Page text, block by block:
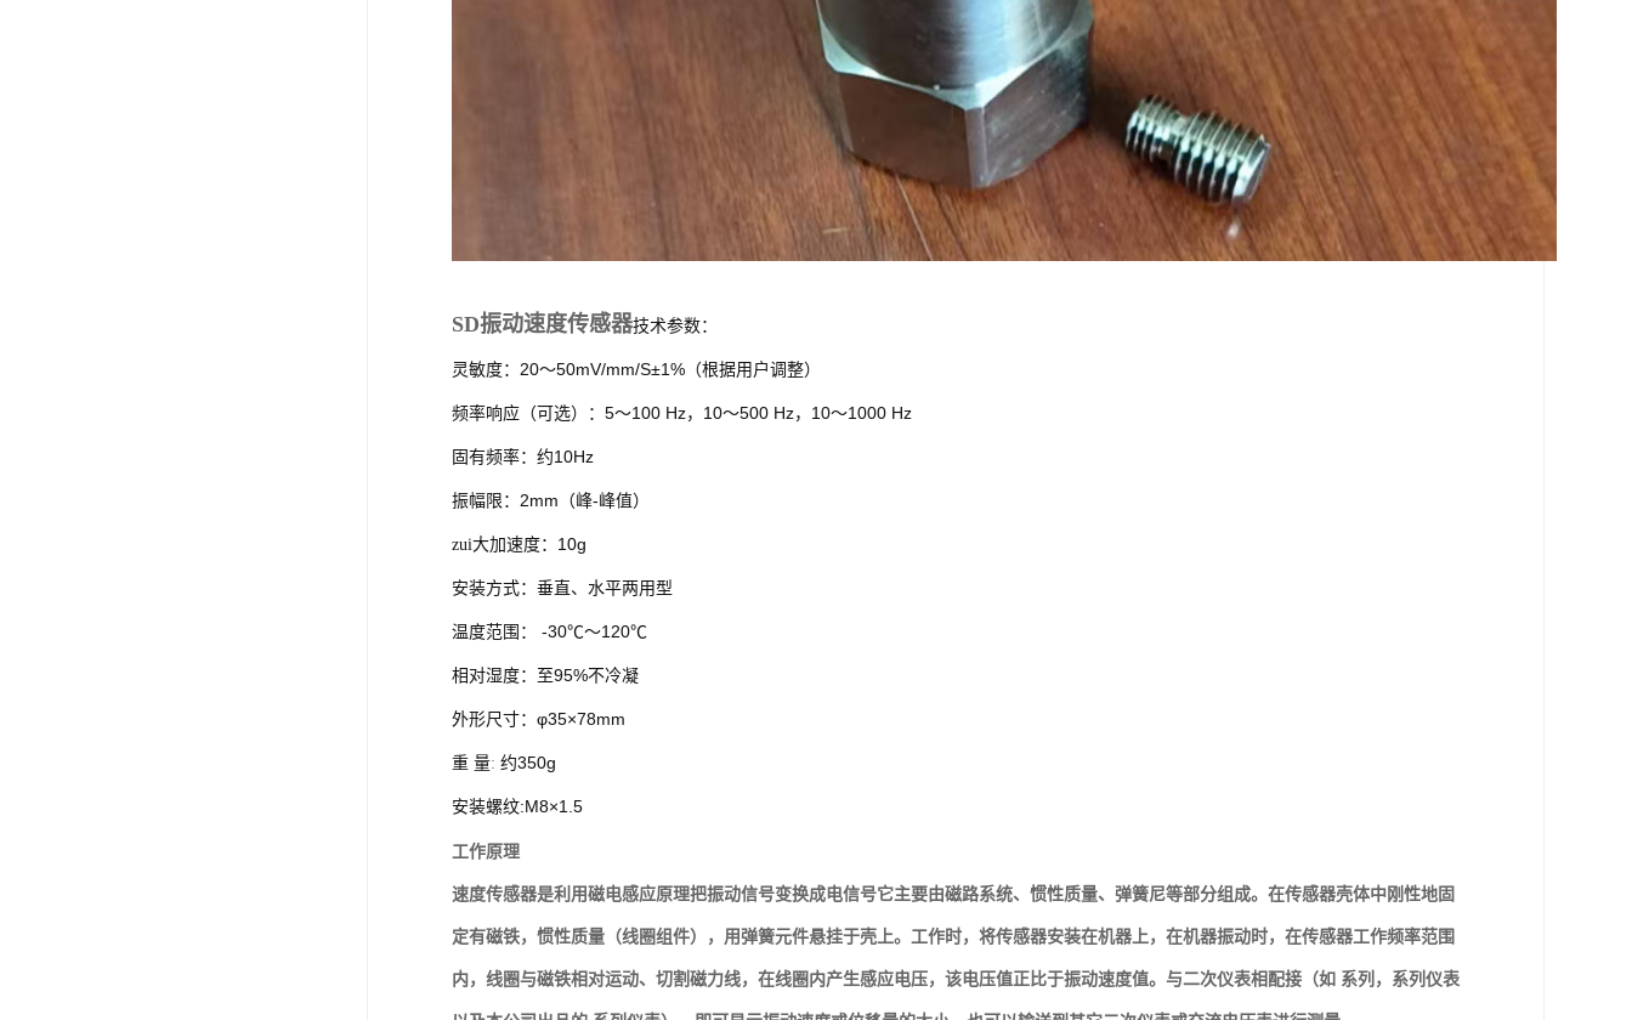
SD振动速度传感器技术参数：
灵敏度： 20～50mV/mm/S±1% （根据用户调整）
频率响应（可选）： 5～100 Hz， 10～500 Hz， 10～1000 Hz
固有频率：约10Hz
振幅限： 2mm （峰-峰值）
zui大加速度： 10g
安装方式：垂直、水平两用型
温度范围： -30℃～120℃
相对湿度：至95%不冷凝
外形尺寸： φ35×78mm
重 量: 约350g
安装螺纹:M8×1.5
工作原理
速度传感器是利用磁电感应原理把振动信号变换成电信号它主要由磁路系统、惯性质量、弹簧尼等部分组成。在传感器壳体中刚性地固
定有磁铁，惯性质量（线圈组件），用弹簧元件悬挂于壳上。工作时，将传感器安装在机器上，在机器振动时，在传感器工作频率范围
内，线圈与磁铁相对运动、切割磁力线，在线圈内产生感应电压，该电压值正比于振动速度值。与二次仪表相配接（如 系列，系列仪表